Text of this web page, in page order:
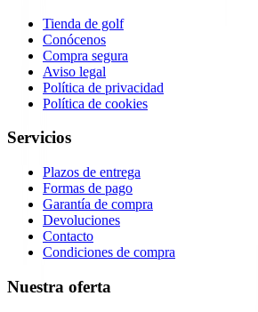
Tienda de golf
Conócenos
Compra segura
Aviso legal
Política de privacidad
Política de cookies
Servicios
Plazos de entrega
Formas de pago
Garantía de compra
Devoluciones
Contacto
Condiciones de compra
Nuestra oferta